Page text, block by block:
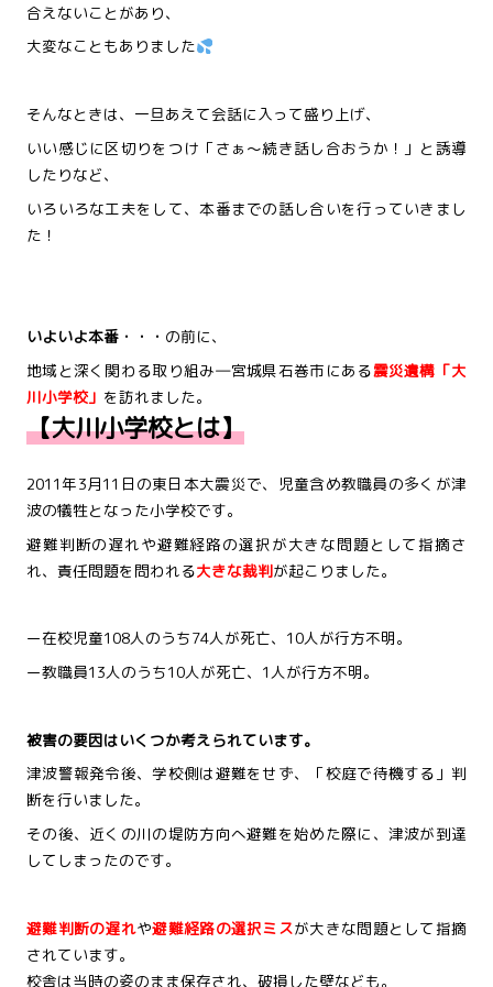
合えないことがあり、
大変なこともありました
そんなときは、一旦あえて会話に入って盛り上げ、
いい感じに区切りをつけ「さぁ～続き話し合おうか！」と誘導
したりなど、
いろいろな工夫をして、本番までの話し合いを行っていきまし
た！
いよいよ本番・・・ の前に、
地域と深く関わる取り組み―宮城県石巻市にある震災遺構「大
川小学校」 を訪れました。
【大川小学校とは】
2011年3月11日の東日本大震災で、児童含め教職員の多くが津
波の犠牲となった小学校です。
避難判断の遅れや避難経路の選択が大きな問題として指摘さ
れ、責任問題を問われる大きな裁判が起こりました。
ー在校児童108人のうち74人が死亡、10人が行方不明。
ー教職員13人のうち10人が死亡、1人が行方不明。
被害の要因はいくつか考えられています。
津波警報発令後、学校側は避難をせず、「校庭で待機する」判
断を行いました。
その後、近くの川の堤防方向へ避難を始めた際に、津波が到達
してしまったのです。
避難判断の遅れや避難経路の選択ミスが大きな問題として指摘
されています。
校舎は当時の姿のまま保存され、破損した壁なども。